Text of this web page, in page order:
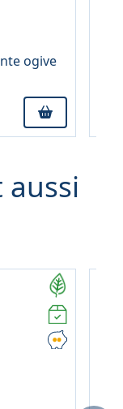
ogive
aussi